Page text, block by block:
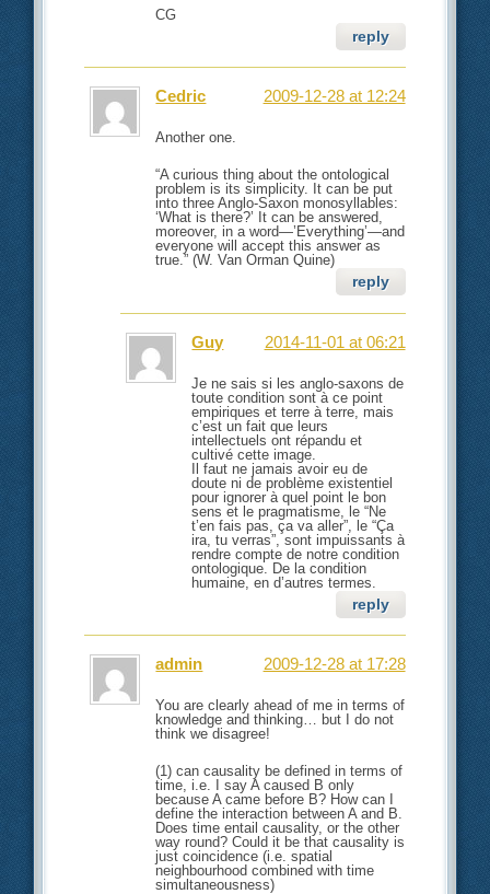
CG
reply
Cedric 2009-12-28 at 12:24
Another one.
“A curious thing about the ontological
problem is its simplicity. It can be put
into three Anglo-Saxon monosyllables:
‘What is there?’ It can be answered,
moreover, in a word—’Everything’—and
everyone will accept this answer as
true.” (W. Van Orman Quine)
reply
Guy 2014-11-01 at 06:21
Je ne sais si les anglo-saxons de
toute condition sont à ce point
empiriques et terre à terre, mais
c’est un fait que leurs
intellectuels ont répandu et
cultivé cette image.
Il faut ne jamais avoir eu de
doute ni de problème existentiel
pour ignorer à quel point le bon
sens et le pragmatisme, le “Ne
t’en fais pas, ça va aller”, le “Ça
ira, tu verras”, sont impuissants à
rendre compte de notre condition
ontologique. De la condition
humaine, en d’autres termes.
reply
admin 2009-12-28 at 17:28
You are clearly ahead of me in terms of
knowledge and thinking… but I do not
think we disagree!
(1) can causality be defined in terms of
time, i.e. I say A caused B only
because A came before B? How can I
define the interaction between A and B.
Does time entail causality, or the other
way round? Could it be that causality is
just coincidence (i.e. spatial
neighbourhood combined with time
simultaneousness)